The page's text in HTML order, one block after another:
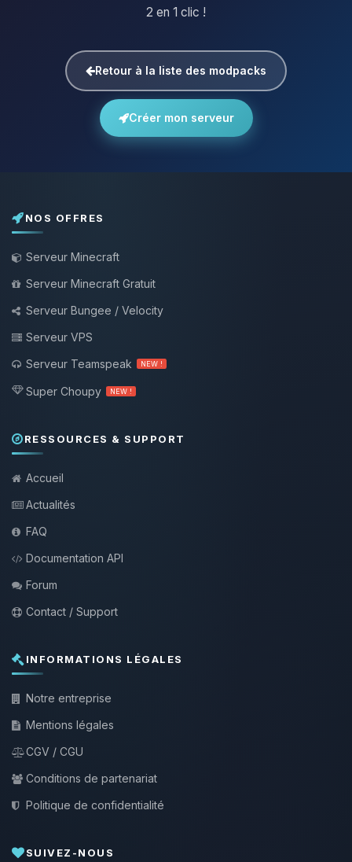
2 en 1 clic !
Retour à la liste des modpacks
Créer mon serveur
NOS OFFRES
Serveur Minecraft
Serveur Minecraft Gratuit
Serveur Bungee / Velocity
Serveur VPS
Serveur Teamspeak
NEW !
Super Choupy NEW !
RESSOURCES & SUPPORT
Accueil
Actualités
FAQ
Documentation API
Forum
Contact / Support
INFORMATIONS LÉGALES
Notre entreprise
Mentions légales
CGV / CGU
Conditions de partenariat
Politique de confidentialité
SUIVEZ-NOUS